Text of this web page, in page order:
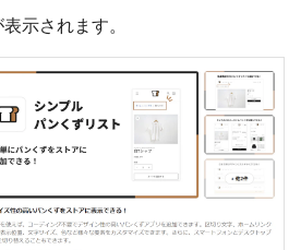
示されます。